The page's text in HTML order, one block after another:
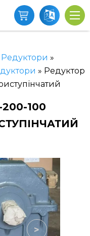
Редуктори »
» Редуктор
100
>